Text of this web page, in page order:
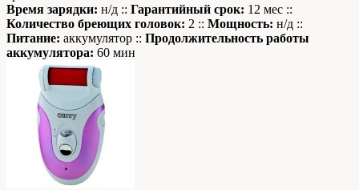
Время зарядки: н/д :: Гарантийный срок: 12 мес ::
Количество бреющих головок: 2 :: Мощность: н/д ::
Питание: аккумулятор :: Продолжительность работы
аккумулятора: 60 мин